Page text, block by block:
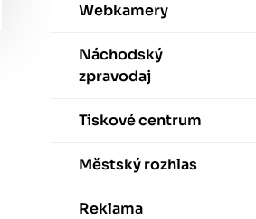
Webkamery
Náchodský
zpravodaj
Tiskové centrum
Městský rozhlas
Reklama